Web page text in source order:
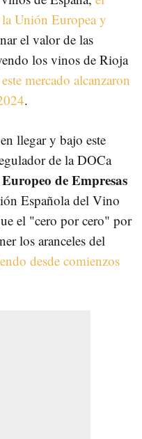
Unión Europea y
el valor de las
los vinos de Rioja
mercado alcanzaron
.
llegar y bajo este
de la DOCa
de Empresas
Española del Vino
el "cero por cero" por
los aranceles del
desde comienzos